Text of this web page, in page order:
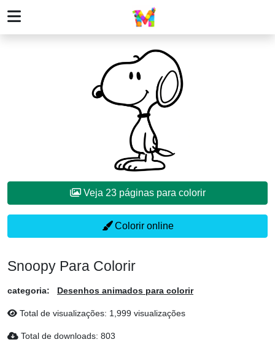
Veja 23 páginas para colorir
Colorir online
Snoopy Para Colorir
categoria: Desenhos animados para colorir
Total de visualizações: 1,999 visualizações
Total de downloads: 803